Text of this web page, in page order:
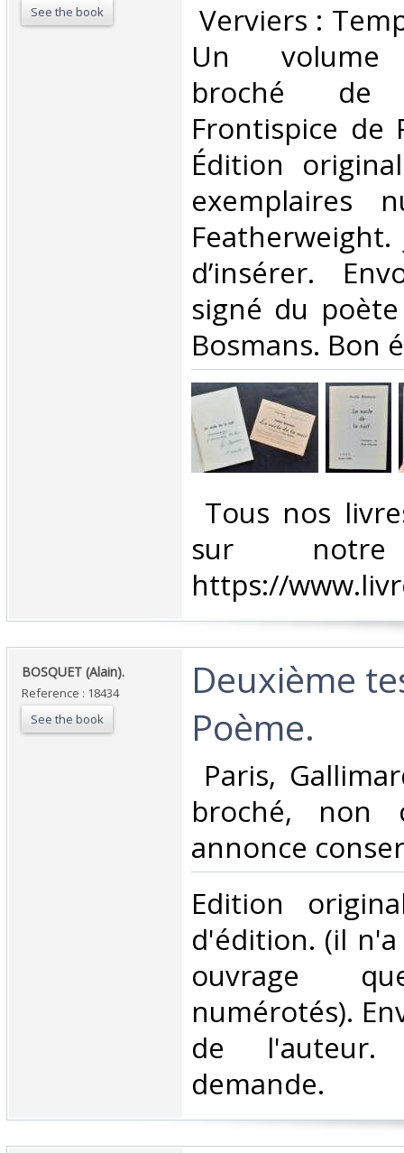
See the book
Verviers :
Un volume
broché de
Frontispice de
Édition
exemplaires
d’insérer.
signé du
Bosmans. Bon
Tous nos
sur
https://
‎BOSQUET (Alain).‎
Reference : 18434
See the book
‎Deuxième
Poème.‎
Paris,
broché, non
annonce
‎Edition
d'édition. (il
ouvrage
numérotés).
de l'auteur.
demande.‎